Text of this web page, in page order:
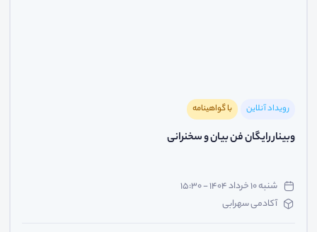
رویداد آنلاین با گواهینامه
وبینار رایگان فن بیان و سخنرانی
شنبه ۱۰ خرداد ۱۴۰۴ - ۱۵:۳۰
آکادمی سهرابی